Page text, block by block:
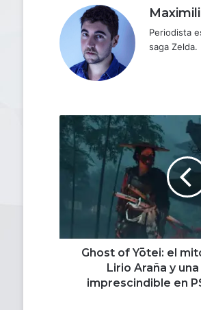
Periodista
saga Zelda.
Ghost
of
Yōtei:
mito
General
Lirio
ArañaGhost of Yōtei: el
Lirio Araña y
imprescindible en